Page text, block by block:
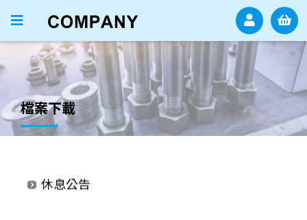
檔案下載
防疫政策
休息公告